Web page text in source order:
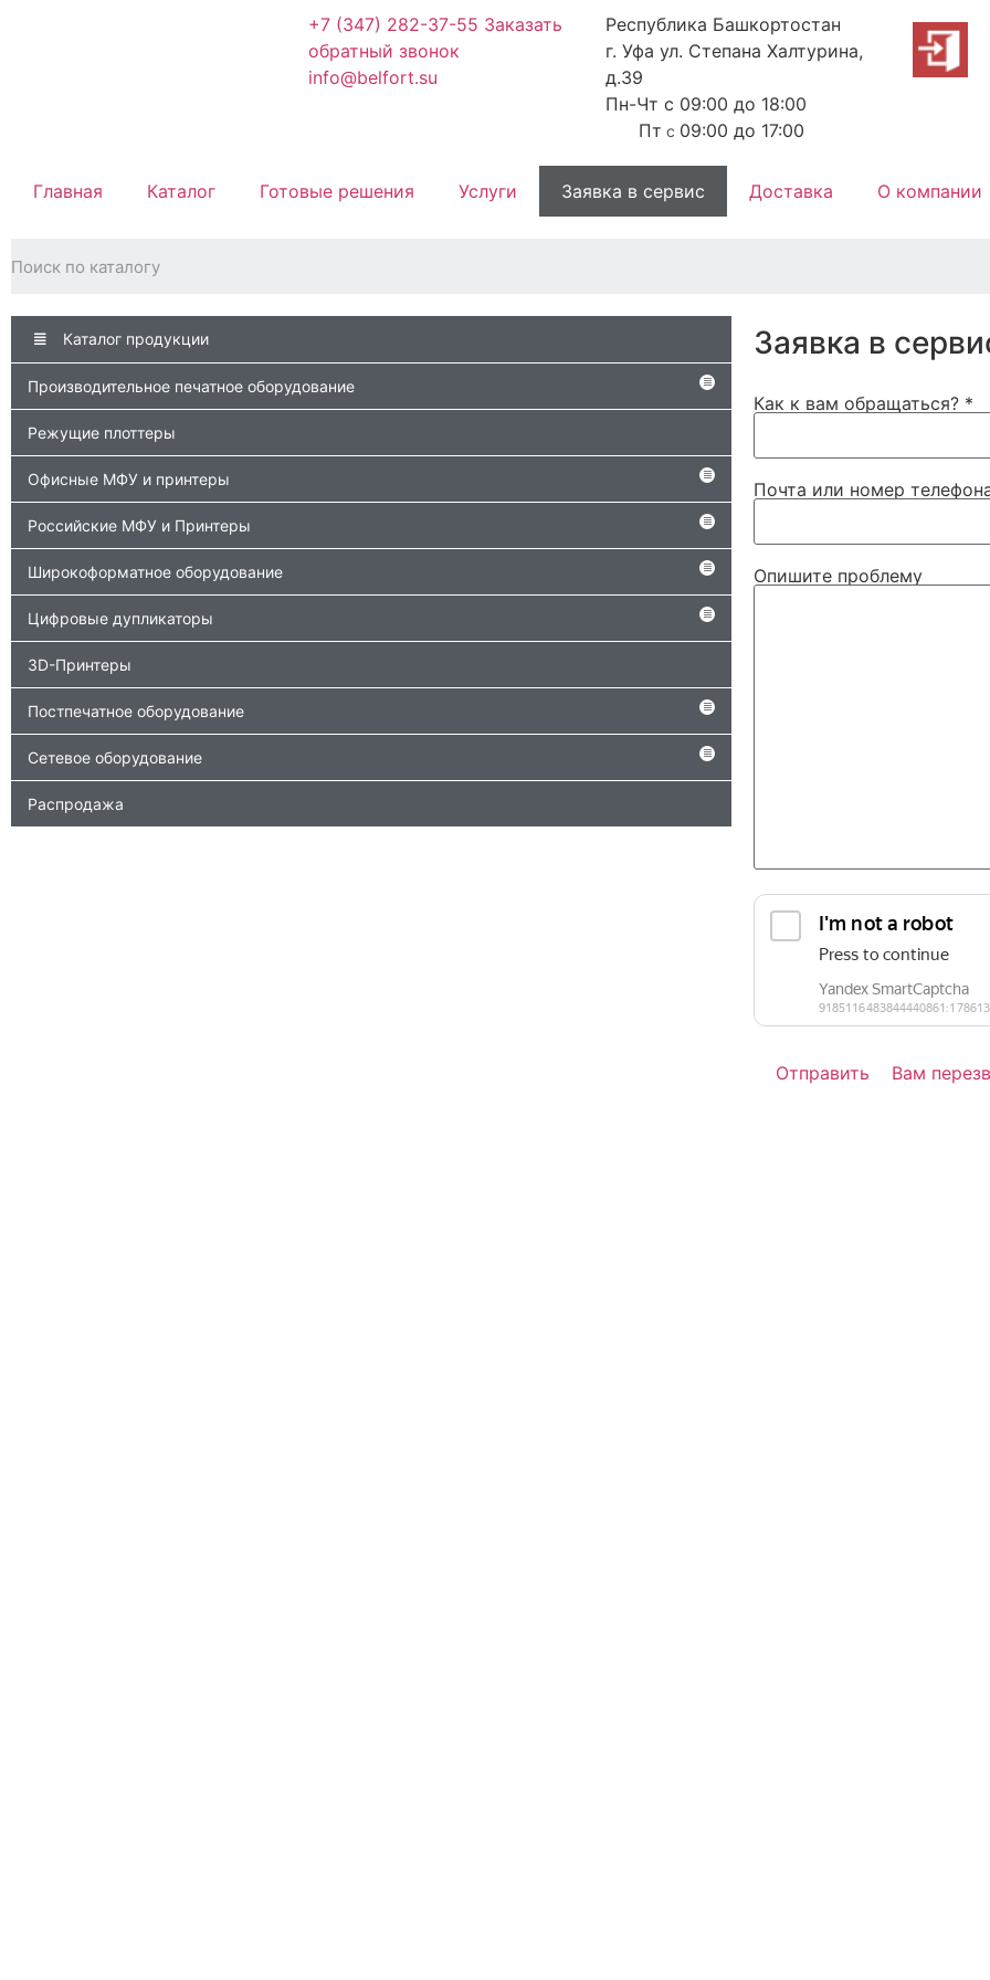
+7 (347) 282-37-55 Заказать
обратный звонок
info@belfort.su
Республика Башкортостан
г. Уфа ул. Степана Халтурина,
д.39
Пн-Чт с 09:00 до 18:00
Пт с 09:00 до 17:00
Главная Каталог Готовые решения Услуги Заявка в сервис Доставка О компании
Каталог продукции
Производительное печатное оборудование
Режущие плоттеры
Офисные МФУ и принтеры
Российские МФУ и Принтеры
Широкоформатное оборудование
Цифровые дупликаторы
3D-Принтеры
Постпечатное оборудование
Сетевое оборудование
Распродажа
Заявка в
Как к вам обращаться? *
Почта или номер
Опишите проблему
Вам